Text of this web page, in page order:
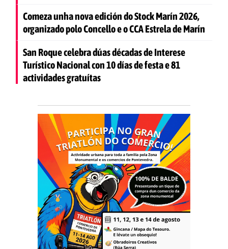
Comeza unha nova edición do Stock Marín 2026,
organizado polo Concello e o CCA Estrela de Marín
San Roque celebra dúas décadas de Interese
Turístico Nacional con 10 días de festa e 81
actividades gratuítas